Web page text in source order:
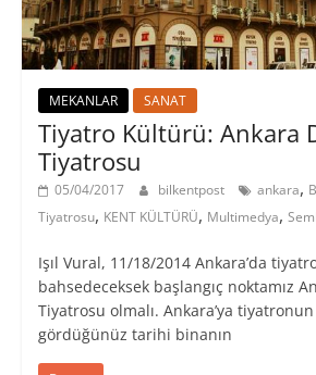
MEKANLAR SANAT
Tiyatro Kültürü: Ankara
Tiyatrosu
05/04/2017 bilkentpost ankara,
Tiyatrosu, KENT KÜLTÜRÜ, Multimedya,
Işıl Vural, 11/18/2014 Ankara’da
bahsedeceksek başlangıç noktamız
Tiyatrosu olmalı. Ankara’ya
gördüğünüz tarihi binanın